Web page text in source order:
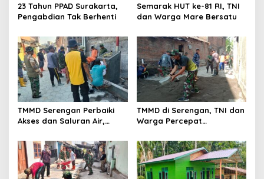
23 Tahun PPAD Surakarta,
Pengabdian Tak Berhenti
Semarak HUT ke-81 RI, TNI
dan Warga Mare Bersatu
TMMD Serengan Perbaiki
Akses dan Saluran Air,
TMMD di Serengan, TNI dan
Warga Percepat